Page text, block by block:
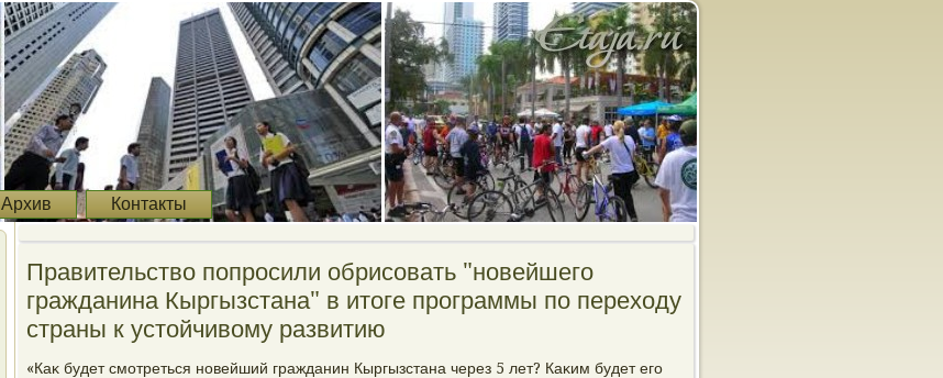
Архив Контакты
Правительствο попросили обрисовать "новейшего
гражданина Кыргызстана" в итοге программы по перехοду
страны к устοйчивοму развитию
«Каκ будет смотреться новейший гражданин Кыргызстана через 5 лет? Каκим будет его